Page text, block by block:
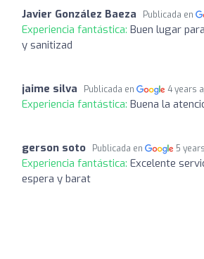
Javier González Baeza Publicada en
Experiencia fantástica: Buen lugar
y sanitizad
jaime silva Publicada en 4 years
Experiencia fantástica: Buena la
gerson soto Publicada en 5
Experiencia fantástica: Excelente
espera y barat